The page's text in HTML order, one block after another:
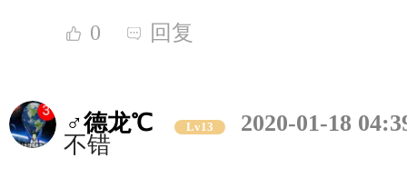
0 回复
♂德龙℃ Lv13
2020-01-18
不错